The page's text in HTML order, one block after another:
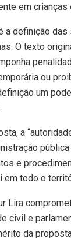
em crianças
a definição
O texto
ou
um
a
e
todo o
Lira
civil e
da